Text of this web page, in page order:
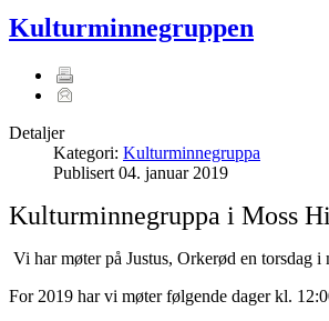
Kulturminnegruppen
Detaljer
Kategori: Kulturminnegruppa
Publisert 04. januar 2019
Kulturminnegruppa i Moss
Vi har møter på Justus, Orkerød en torsdag i
For 2019 har vi møter følgende dager kl.